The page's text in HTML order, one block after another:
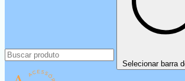
Selecionar barra